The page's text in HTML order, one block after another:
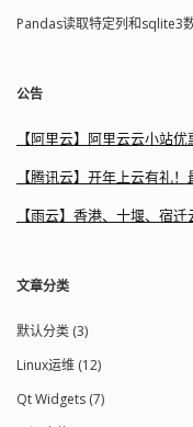
Pandas读取特定列和sqlite3
公告
【阿里云】阿里云云小站
【腾讯云】开年上云有礼！
【雨云】香港、十堰、宿
文章分类
默认分类 (3)
Linux运维 (12)
Qt Widgets (7)